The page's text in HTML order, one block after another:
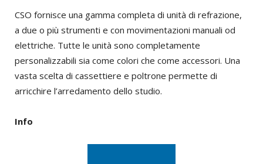
CSO fornisce una gamma completa di unità di refrazione,
a due o più strumenti e con movimentazioni manuali od
elettriche. Tutte le unità sono completamente
personalizzabili sia come colori che come accessori. Una
vasta scelta di cassettiere e poltrone permette di
arricchire l’arredamento dello studio.
Info